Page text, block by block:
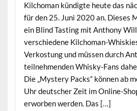
Kilchoman kündigte heute das
für den 25. Juni 2020 an. Dieses
ein Blind Tasting mit Anthony
verschiedene Kilchoman-
Verkostung und müssen durch
teilnehmenden Whisky-Fans
Die „Mystery Packs“ können ab
Uhr deutscher Zeit im Online-
erworben werden. Das […]